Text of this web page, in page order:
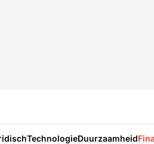
TechnologieDuurzaamheid